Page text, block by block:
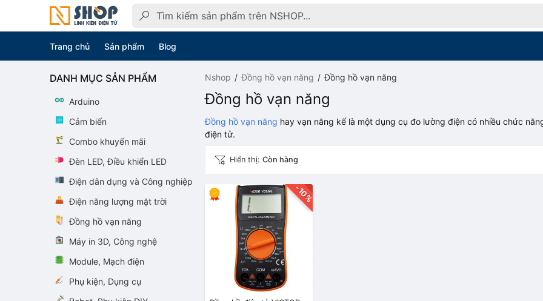
Trang chủ Sản phẩm Blog
Nshop Đồng hồ vạn năng Đồng hồ vạn năng
Đồng hồ vạn năng
Đồng hồ vạn năng hay vạn năng kế là một dụng cụ đo lường điện có nhiều chức
điện tử.
Hiển thị: Còn hàng
-10%
DANH MỤC SẢN PHẨM
Arduino
Cảm biến
Combo khuyến mãi
Đèn LED, Điều khiển LED
Điện dân dụng và Công nghiệp
Điện năng lượng mặt trời
Đồng hồ vạn năng
Máy in 3D, Công nghệ
Module, Mạch điện
Phụ kiện, Dụng cụ